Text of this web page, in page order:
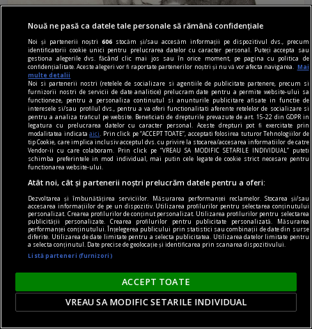
„Rezistența acerbă a tuturor partidelor de a se
popula cu membri educați: cea mai nocivă formă
de fanatism românesc” interviu cu jurnalistul
Cătălin PRISACARIU, cofondator Defapt.ro
Asta e o întrebare care are foarte multe
variabile: locul, perioada, online, offline, vîrsta,
educația și tot așa.
Parteneri
Nouă ne pasă ca datele tale personale să rămână confidențiale
Noi și partenerii noștri606 stocăm și/sau accesăm informații pe dispozitivul dvs., precum
identificatorii cookie unici pentru prelucrarea datelor cu caracter personal. Puteți accepta sau
gestiona alegerile dvs. făcând clic mai jos sau în orice moment, pe pagina cu politica de
confidențialitate. Aceste alegeri vor fi raportate partenerilor noștri și nu vă vor afecta navigarea.
Mai
multe detalii
Noi si partenerii nostri (retelele de socializare si agentiile de publicitate partenere, precum si
furnizorii nostri de servicii de date analitice) prelucram date pentru a permite website-ului sa
functioneze, pentru a personaliza continutul si anunturile publicitare afisate in functie de
interesele si/sau profilul dvs., pentru a va oferi functionalitati aferente retelelor de socializare si
pentru a analiza traficul pe website. Beneficiati de drepturile prevazute de art. 15-22 din GDPR in
legatura cu prelucrarea datelor cu caracter personal. Aceste drepturi pot fi exercitate prin
modalitatea indicataaici
. Prin click pe “ACCEPT TOATE”, acceptati folosirea tuturor Tehnologiilor de
tip Cookie, care implica inclusiv acceptul dvs. cu privire la stocarea/accesarea informatiilor de catre
Vendor-ii cu care colaboram. Prin click pe “VREAU SA MODIFIC SETARILE INDIVIDUAL” puteti
schimba preferintele in mod individual, mai putin cele legate de cookie strict necesare pentru
functionarea website-ului.
Atât noi, cât și partenerii noștri prelucrăm datele pentru a oferi:
Dezvoltarea și îmbunătățirea serviciilor. Măsurarea performanței reclamelor. Stocarea și/sau
accesarea informațiilor de pe un dispozitiv. Utilizarea profilurilor pentru selectarea conținutului
personalizat. Crearea profilurilor de conținut personalizat. Utilizarea profilurilor pentru selectarea
publicității personalizate. Crearea profilurilor pentru publicitate personalizată. Măsurarea
performanței conținutului. Înțelegerea publicului prin statistici sau combinații de date din surse
diferite. Utilizarea de date limitate pentru a selecta publicitatea. Utilizarea datelor limitate pentru
a selecta conținutul. Date precise de geolocație și identificarea prin scanarea dispozitivului.
Listă parteneri (furnizori)
ACCEPT TOATE
VREAU SA MODIFIC SETARILE INDIVIDUAL